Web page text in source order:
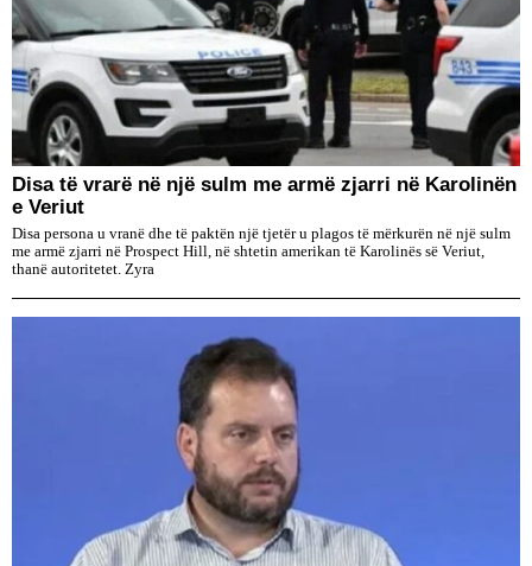
Disa të vrarë në një sulm me armë zjarri në Karolinën
e Veriut
Disa persona u vranë dhe të paktën një tjetër u plagos të mërkurën në një sulm
me armë zjarri në Prospect Hill, në shtetin amerikan të Karolinës së Veriut,
thanë autoritetet. Zyra